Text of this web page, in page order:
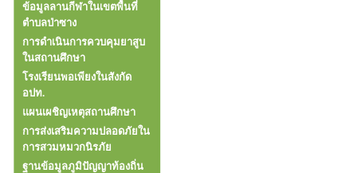
ข้อมูลลานกีฬาในเขตพื้นที่
ตำบลป่าซาง
การดำเนินการควบคุมยาสูบ
ในสถานศึกษา
โรงเรียนพอเพียงในสังกัด
อปท.
แผนเผชิญเหตุสถานศึกษา
การส่งเสริมความปลอดภัยใน
การสวมหมวกนิรภัย
ฐานข้อมูลภูมิปัญญาท้องถิ่น